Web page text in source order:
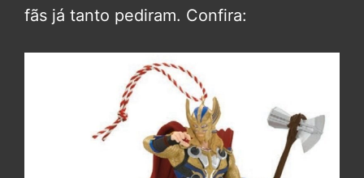
fãs já tanto pediram. Confira: